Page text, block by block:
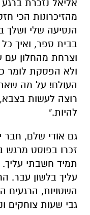
וצרחת מהחלון עם
ולא הפסקת לומר
העולם! על מה
רוצה לעשות בצבא,
להיות."
גם אודי שלם, חבר
זכרו בפוסט מרגש
תמיד חשבתי עליך.
השטויות, הרגעים
גבי שעות צוחקים
הרגעים שהייתי
אתה עצלן,
שום הזמנה כי
הרגעים שהיינו